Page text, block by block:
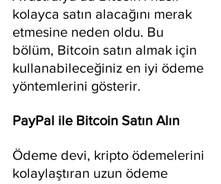
kolayca satın alacağını merak
etmesine neden oldu. Bu
bölüm, Bitcoin satın almak için
kullanabileceğiniz en iyi ödeme
yöntemlerini gösterir.
PayPal ile Bitcoin Satın Alın
Ödeme devi, kripto ödemelerini
kolaylaştıran uzun ödeme